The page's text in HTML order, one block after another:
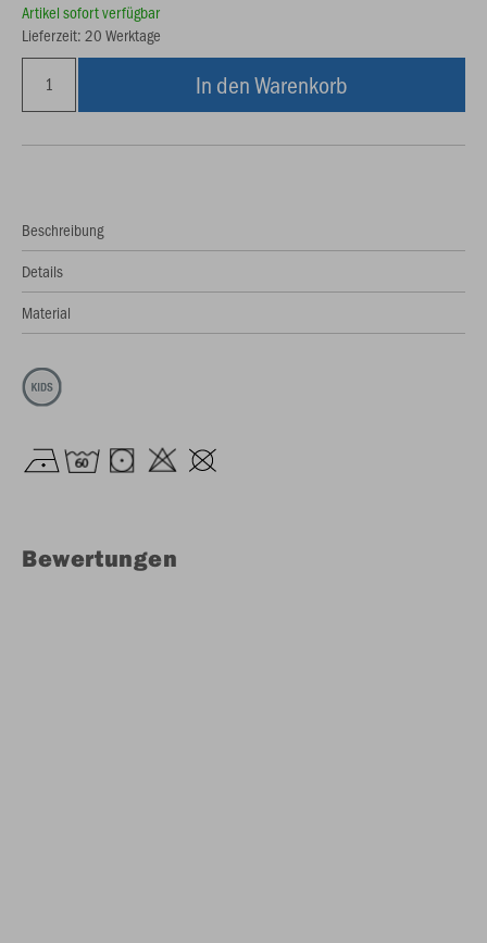
Artikel sofort verfügbar
Lieferzeit: 20 Werktage
In den Warenkorb
Beschreibung
Details
Material
Bewertungen